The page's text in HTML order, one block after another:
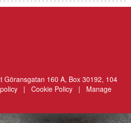
160 A, Box 30192, 104
| Cookie Policy | Manage